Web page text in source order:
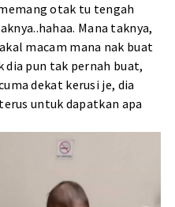
otak tu tengah
Mana taknya,
macam mana nak buat
dia pun tak pernah buat,
dekat kerusi je, dia
untuk dapatkan apa